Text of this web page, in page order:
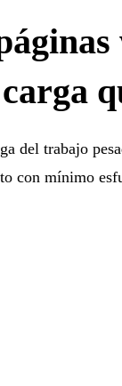
del trabajo
con mínimo